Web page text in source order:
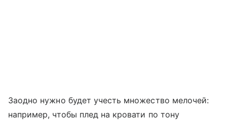
Заодно нужно будет учесть множество мелочей:
например, чтобы плед на кровати по тону